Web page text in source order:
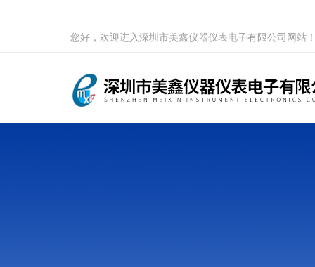
您好，欢迎进入深圳市美鑫仪器仪表电子有限公司网站